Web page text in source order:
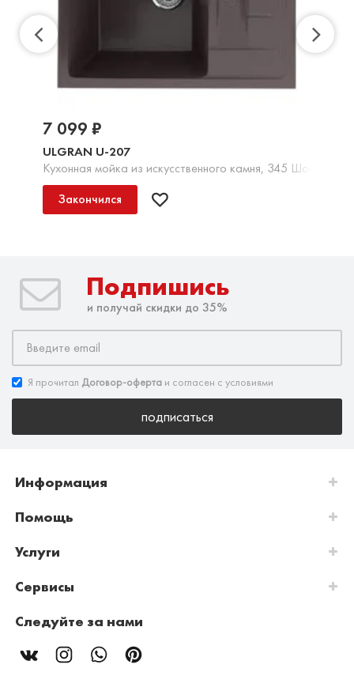
ULGRAN U-207
Кухонная мойка из искусственного камня, 345 Шоколад
7 099 ₽
Закончился
Подпишись
и получай скидки до 35%
Я прочитал Договор-оферта и согласен с условиями
подписаться
Информация
Помощь
Услуги
Сервисы
Следуйте за нами